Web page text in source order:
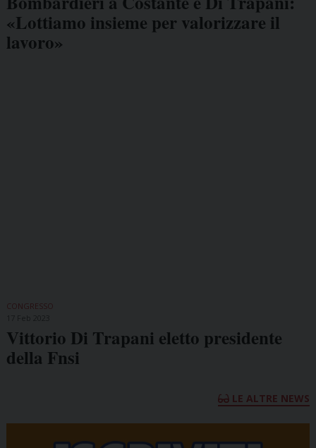
«Lottiamo insieme per valorizzare il
lavoro»
CONGRESSO
Vittorio Di Trapani eletto presidente
della Fnsi
LE ALTRE NEWS